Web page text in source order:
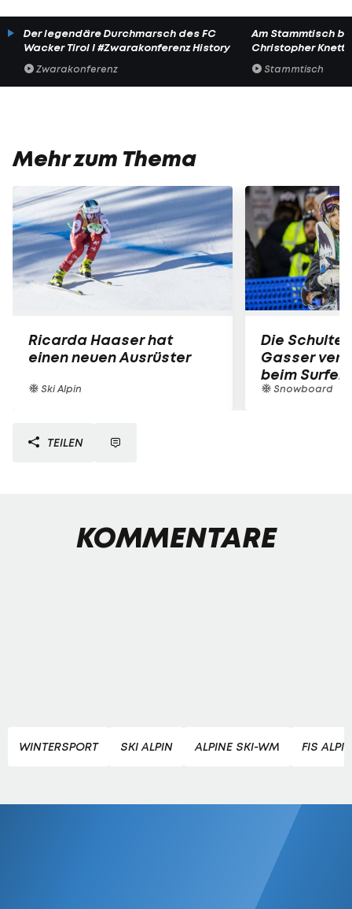
Der legendäre Durchmarsch des FC
Wacker Tirol I #Zwarakonferenz History
Zwarakonferenz
Am Stammtisch
Christopher Knett
Stammtisch
Mehr zum Thema
Ricarda Haaser hat
einen neuen Ausrüster
Ski Alpin
Die
Gasser
beim Surfen
Snowboard
TEILEN
KOMMENTARE
WINTERSPORT SKI ALPIN ALPINE SKI-WM FIS